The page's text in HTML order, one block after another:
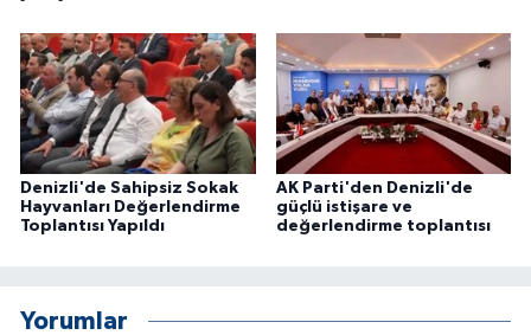
Denizli'de Sahipsiz Sokak
Hayvanları Değerlendirme
Toplantısı Yapıldı
AK Parti'den Denizli'de
güçlü istişare ve
değerlendirme toplantısı
Yorumlar